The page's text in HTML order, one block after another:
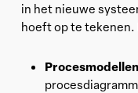
in het nieuwe
hoeft op te tekenen.